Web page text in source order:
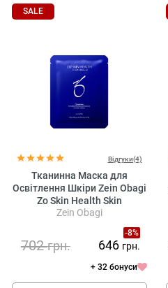
SALE
Відгуки(4)
Тканинна Маска для
Освітлення Шкіри Zein Obagi
Zo Skin Health Skin
Brightening Sheet Mask
Zein Obagi
-8%
702грн. 646 грн.
+ 32 бонуси